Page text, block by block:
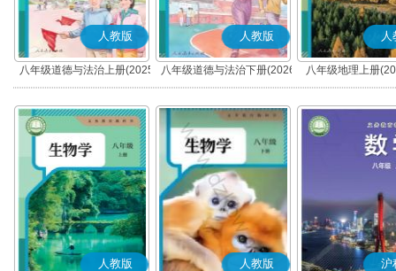
人教版
八年级道德与法治上册(2025
秋版)(部编版)
人教版
八年级道德与法治下册(2026
春版)(部编版)
人
八年级地理上册
人教版 人教版 沪